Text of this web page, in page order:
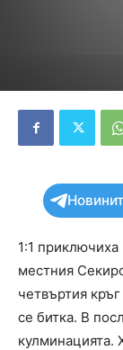
1:1 приключиха
местния
четвъртия
се битка. В
кулминацията.